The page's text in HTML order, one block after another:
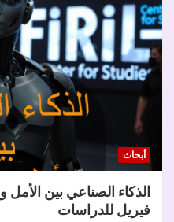
أبحاث
الذكاء الصناعي بين
فيريل للدراسات